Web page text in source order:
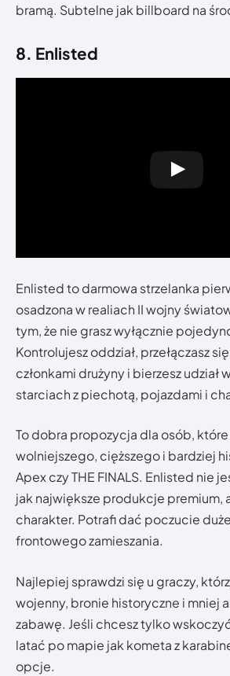
bramą. Subtelne jak billboard na
8. Enlisted
Enlisted to darmowa strzelanka
osadzona w realiach II wojny
tym, że nie grasz wyłącznie
Kontrolujesz oddział, przełączasz
członkami drużyny i bierzesz udział
starciach z piechotą, pojazdami i
To dobra propozycja dla osób,
wolniejszego, cięższego i bardziej
Apex czy THE FINALS. Enlisted nie
jak największe produkcje premium,
charakter. Potrafi dać poczucie
frontowego zamieszania.
Najlepiej sprawdzi się u graczy,
wojenny, bronie historyczne i mniej
zabawę. Jeśli chcesz tylko
latać po mapie jak kometa z
opcje.